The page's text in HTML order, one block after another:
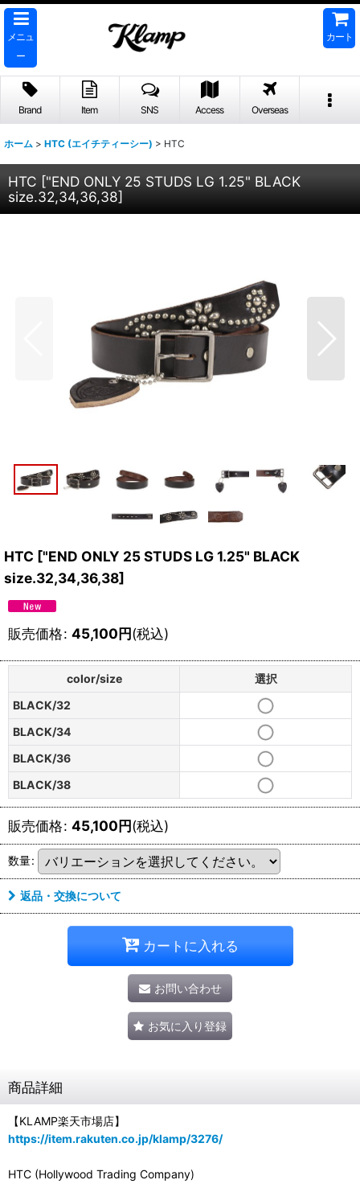
メニュ
ー
カート
Brand Item SNS Access Overseas
ホーム > HTC (エイチティーシー) > HTC
HTC ["END ONLY 25 STUDS LG 1.25" BLACK
size.32,34,36,38]
HTC ["END ONLY 25 STUDS LG 1.25" BLACK
size.32,34,36,38]
販売価格: 45,100円(税込)
color/size
選択
BLACK/32
BLACK/34
BLACK/36
BLACK/38
販売価格: 45,100円(税込)
数量:
返品・交換について
カートに入れる
お問い合わせ
お気に入り登録
商品詳細
【KLAMP楽天市場店】
https://item.rakuten.co.jp/klamp/3276/
HTC (Hollywood Trading Company)